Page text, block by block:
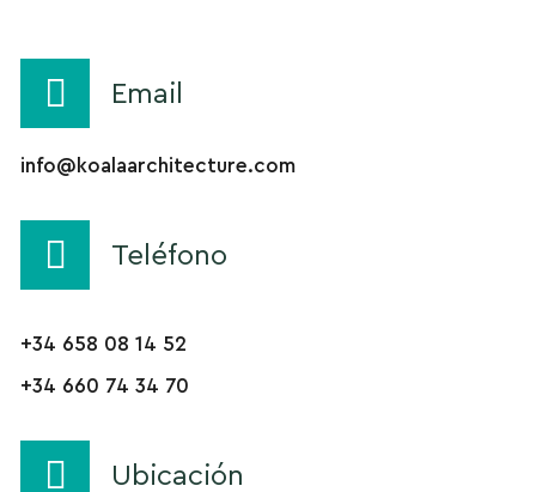
Email
info@koalaarchitecture.com
Teléfono
+34 658 08 14 52
+34 660 74 34 70
Ubicación